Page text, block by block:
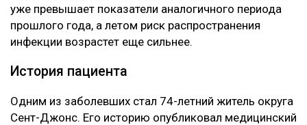
уже превышает показатели аналогичного периода
прошлого года, а летом риск распространения
инфекции возрастет еще сильнее.
История пациента
Одним из заболевших стал 74-летний житель округа
Сент-Джонс. Его историю опубликовал медицинский